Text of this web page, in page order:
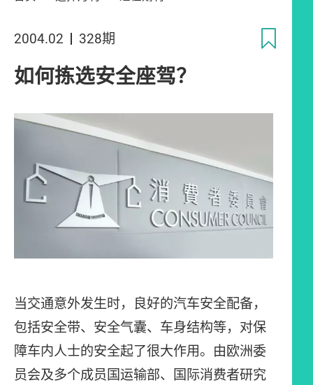
2004.02 328期
如何拣选安全座驾？
当交通意外发生时，良好的汽车安全配备，
包括安全带、安全气囊、车身结构等，对保
障车内人士的安全起了很大作用。由欧洲委
员会及多个成员国运输部、国际消费者研究